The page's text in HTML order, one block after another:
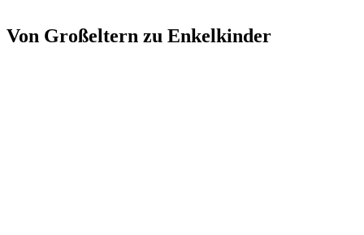
Von Großeltern zu Enkelkinder